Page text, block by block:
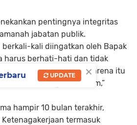
pentingnya integritas
jabatan publik.
berkali-kali diingatkan oleh Bapak
harus berhati-hati dan tidak
yang diberikan. Karena itu
yang mendalam,”
hampir 10 bulan terakhir,
termasuk
×
UPDATE